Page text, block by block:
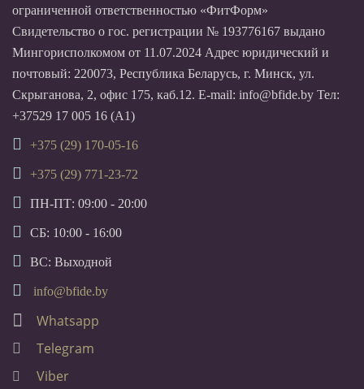
ограниченной ответственностью «ФитФорм»
Свидетельство о гос. регистрации № 193776167 выдано
Мингорисполкомом от 11.07.2024 Адрес юридический и
почтовый: 220073, Республика Беларусь, г. Минск, ул.
Скрыганова, 2, офис 175, каб.12. E-mail: info@bfide.by Тел:
+37529 17 005 16 (А1)
+375 (29) 170-05-16
+375 (29) 771-23-72
ПН-ПТ: 09:00 - 20:00
СБ: 10:00 - 16:00
ВС: Выходной
info@bfide.by
Whatsapp
Telegram
Viber